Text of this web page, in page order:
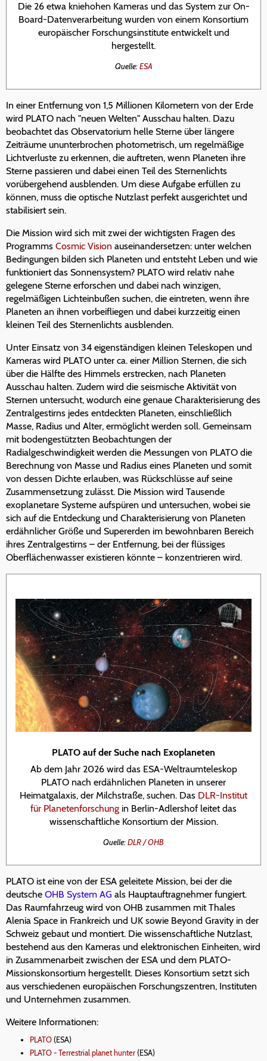
Die 26 etwa kniehohen Kameras und das System zur On-
Board-Datenverarbeitung wurden von einem Konsortium
europäischer Forschungsinstitute entwickelt und
hergestellt.
Quelle:ESA
In einer Entfernung von 1,5 Millionen Kilometern von der Erde
wird PLATO nach "neuen Welten" Ausschau halten. Dazu
beobachtet das Observatorium helle Sterne über längere
Zeiträume ununterbrochen photometrisch, um regelmäßige
Lichtverluste zu erkennen, die auftreten, wenn Planeten ihre
Sterne passieren und dabei einen Teil des Sternenlichts
vorübergehend ausblenden. Um diese Aufgabe erfüllen zu
können, muss die optische Nutzlast perfekt ausgerichtet und
stabilisiert sein.
Die Mission wird sich mit zwei der wichtigsten Fragen des
Programms Cosmic Vision auseinandersetzen: unter welchen
Bedingungen bilden sich Planeten und entsteht Leben und wie
funktioniert das Sonnensystem? PLATO wird relativ nahe
gelegene Sterne erforschen und dabei nach winzigen,
regelmäßigen Lichteinbußen suchen, die eintreten, wenn ihre
Planeten an ihnen vorbeifliegen und dabei kurzzeitig einen
kleinen Teil des Sternenlichts ausblenden.
Unter Einsatz von 34 eigenständigen kleinen Teleskopen und
Kameras wird PLATO unter ca. einer Million Sternen, die sich
über die Hälfte des Himmels erstrecken, nach Planeten
Ausschau halten. Zudem wird die seismische Aktivität von
Sternen untersucht, wodurch eine genaue Charakterisierung des
Zentralgestirns jedes entdeckten Planeten, einschließlich
Masse, Radius und Alter, ermöglicht werden soll. Gemeinsam
mit bodengestützten Beobachtungen der
Radialgeschwindigkeit werden die Messungen von PLATO die
Berechnung von Masse und Radius eines Planeten und somit
von dessen Dichte erlauben, was Rückschlüsse auf seine
Zusammensetzung zulässt. Die Mission wird Tausende
exoplanetare Systeme aufspüren und untersuchen, wobei sie
sich auf die Entdeckung und Charakterisierung von Planeten
erdähnlicher Größe und Supererden im bewohnbaren Bereich
ihres Zentralgestirns – der Entfernung, bei der flüssiges
Oberflächenwasser existieren könnte – konzentrieren wird.
PLATO auf der Suche nach Exoplaneten
Ab dem Jahr 2026 wird das ESA-Weltraumteleskop
PLATO nach erdähnlichen Planeten in unserer
Heimatgalaxis, der Milchstraße, suchen. Das DLR-Institut
für Planetenforschung in Berlin-Adlershof leitet das
wissenschaftliche Konsortium der Mission.
Quelle:DLR / OHB
PLATO ist eine von der ESA geleitete Mission, bei der die
deutsche OHB System AG als Hauptauftragnehmer fungiert.
Das Raumfahrzeug wird von OHB zusammen mit Thales
Alenia Space in Frankreich und UK sowie Beyond Gravity in der
Schweiz gebaut und montiert. Die wissenschaftliche Nutzlast,
bestehend aus den Kameras und elektronischen Einheiten, wird
in Zusammenarbeit zwischen der ESA und dem PLATO-
Missionskonsortium hergestellt. Dieses Konsortium setzt sich
aus verschiedenen europäischen Forschungszentren, Instituten
und Unternehmen zusammen.
Weitere Informationen:
PLATO (ESA)
PLATO - Terrestrial planet hunter (ESA)